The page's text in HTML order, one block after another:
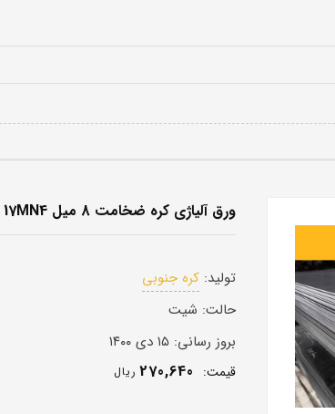
ورق آلیاژی کره ضخامت 8 میل 17MN4
تولید: کره جنوبی
حالت: شیت
بروز رسانی: ۱۵ دی ۱۴۰۰
قيمت: 270,640 ريال